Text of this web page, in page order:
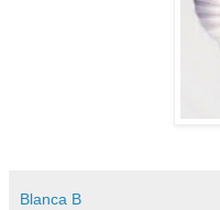
Blanca B